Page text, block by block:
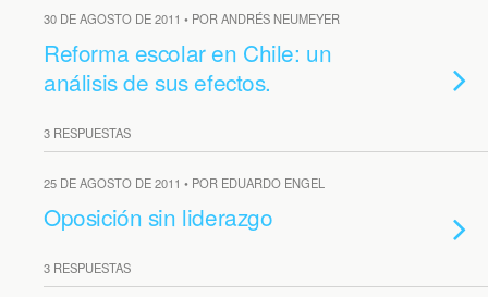
30 DE AGOSTO DE 2011 • POR ANDRÉS NEUMEYER
Reforma escolar en Chile: un
análisis de sus efectos.
3 RESPUESTAS
25 DE AGOSTO DE 2011 • POR EDUARDO ENGEL
Oposición sin liderazgo
3 RESPUESTAS